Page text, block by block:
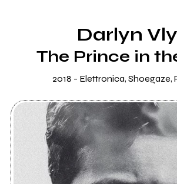
RADIO
Darlyn
The Prince in
2018 - Elettronica, Shoegaze,